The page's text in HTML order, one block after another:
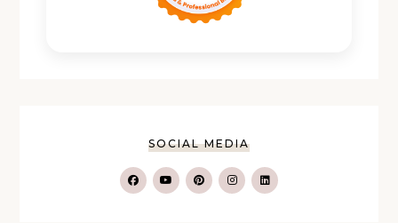
SOCIAL MEDIA